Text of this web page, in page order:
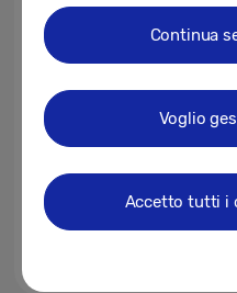
Continua
Voglio
Accetto tutti i